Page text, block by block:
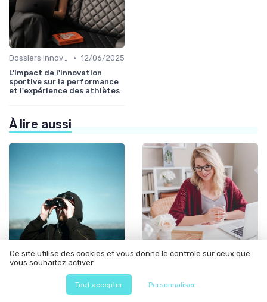
Dossiers innovation • 12/06/2025
L'impact de l'innovation
sportive sur la performance
et l'expérience des athlètes
À lire aussi
•
Innovation scientifique : les
nouvelles frontières de la
Agence innovation défense :
Ce site utilise des cookies et vous donne le contrôle sur ceux que
vous souhaitez activer
Tout accepter Personnaliser